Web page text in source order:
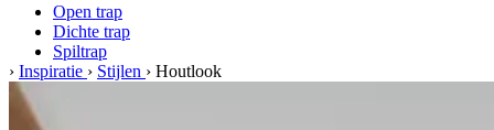
Open trap
Dichte trap
Spiltrap
Meer informatie
› Inspiratie › Stijlen › Houtlook